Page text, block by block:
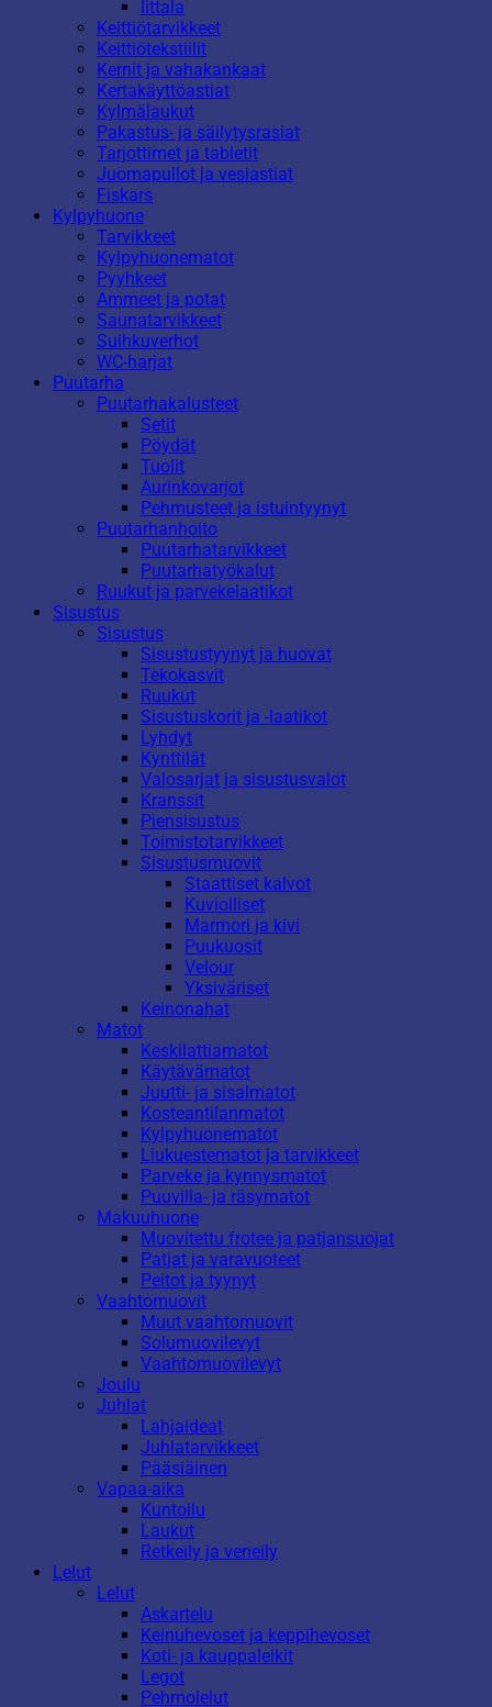
Iittala
Keittiötarvikkeet
Keittiötekstiilit
Kernit ja vahakankaat
Kertakäyttöastiat
Kylmälaukut
Pakastus- ja säilytysrasiat
Tarjottimet ja tabletit
Juomapullot ja vesiastiat
Fiskars
Kylpyhuone
Tarvikkeet
Kylpyhuonematot
Pyyhkeet
Ammeet ja potat
Saunatarvikkeet
Suihkuverhot
WC-harjat
Puutarha
Puutarhakalusteet
Setit
Pöydät
Tuolit
Aurinkovarjot
Pehmusteet ja istuintyynyt
Puutarhanhoito
Puutarhatarvikkeet
Puutarhatyökalut
Ruukut ja parvekelaatikot
Sisustus
Sisustus
Sisustustyynyt ja huovat
Tekokasvit
Ruukut
Sisustuskorit ja -laatikot
Lyhdyt
Kynttilät
Valosarjat ja sisustusvalot
Kranssit
Piensisustus
Toimistotarvikkeet
Sisustusmuovit
Staattiset kalvot
Kuviolliset
Marmori ja kivi
Puukuosit
Velour
Yksiväriset
Keinonahat
Matot
Keskilattiamatot
Käytävämatot
Juutti- ja sisalmatot
Kosteantilanmatot
Kylpyhuonematot
Liukuestematot ja tarvikkeet
Parveke ja kynnysmatot
Puuvilla- ja räsymatot
Makuuhuone
Muovitettu frotee ja patjansuojat
Patjat ja varavuoteet
Peitot ja tyynyt
Vaahtomuovit
Muut vaahtomuovit
Solumuovilevyt
Vaahtomuovilevyt
Joulu
Juhlat
Lahjaideat
Juhlatarvikkeet
Pääsiäinen
Vapaa-aika
Kuntoilu
Laukut
Retkeily ja veneily
Lelut
Lelut
Askartelu
Keinuhevoset ja keppihevoset
Koti- ja kauppaleikit
Legot
Pehmolelut